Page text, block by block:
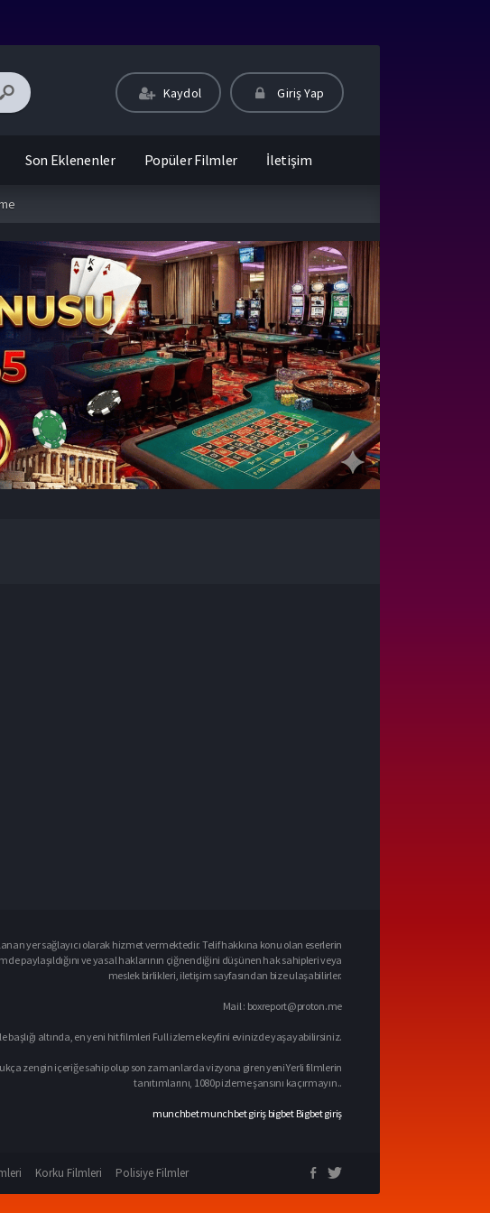
Kaydol Giriş Yap
Son Eklenenler Popüler Filmler İletişim
yer sağlayıcı olarak hizmet vermektedir. Telif hakkına konu olan eserlerin
paylaşıldığını ve yasal haklarının çiğnendiğini düşünen hak sahipleri veya
meslek birlikleri, iletişim sayfasından bize ulaşabilirler.
Mail : boxreport@proton.me
başlığı altında, en yeni hit filmleri Full izleme keyfini evinizde yaşayabilirsiniz.
zengin içeriğe sahip olup son zamanlarda vizyona giren yeni Yerli filmlerin
tanıtımlarını, 1080p izleme şansını kaçırmayın..
munchbetmunchbet giriş bigbet Bigbet giriş
Korku Filmleri Polisiye Filmler